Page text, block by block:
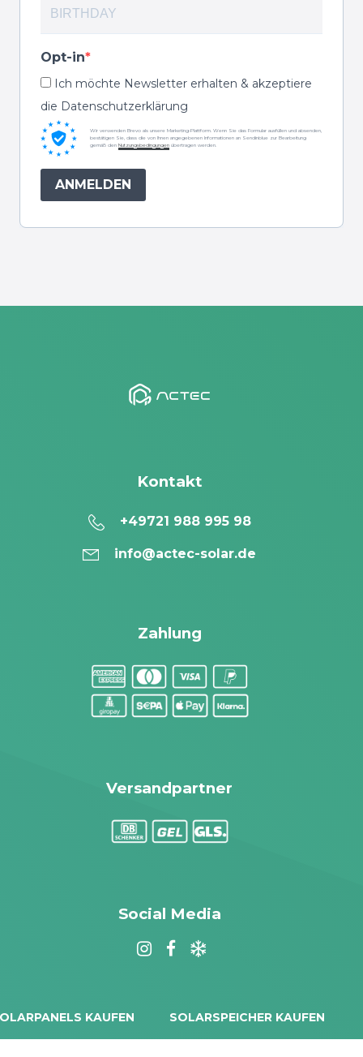
Opt-in
Ich möchte Newsletter erhalten & akzeptiere
die Datenschutzerklärung
Wir verwenden Brevo als unsere Marketing-Plattform. Wenn Sie das Formular ausfüllen und absenden,
bestätigen Sie, dass die von Ihnen angegebenen Informationen an Sendinblue zur Bearbeitung
gemäß den Nutzungsbedingungen übertragen werden.
ANMELDEN
Kontakt
+49721 988 995 98
info@actec-solar.de
Zahlung
Versandpartner
Social Media
KAUFEN
SOLARSPEICHER KAUFEN